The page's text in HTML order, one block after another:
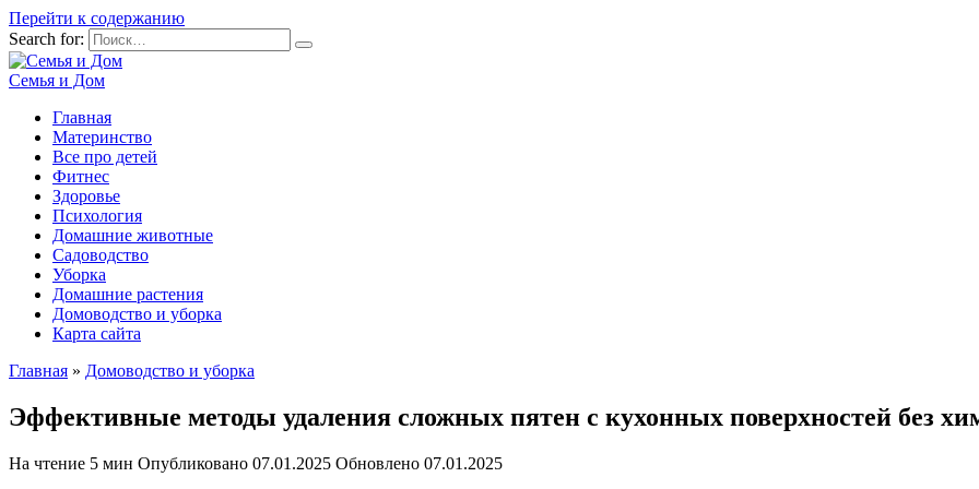
Перейти к содержанию
Search for:
Семья и Дом
Главная
Материнство
Все про детей
Фитнес
Здоровье
Психология
Домашние животные
Садоводство
Уборка
Домашние растения
Домоводство и уборка
Карта сайта
Главная » Домоводство и уборка
Эффективные методы удаления сложных пятен с кухонных поверхностей без
На чтение 5 мин Опубликовано 07.01.2025 Обновлено 07.01.2025